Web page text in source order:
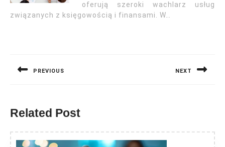
oferują szeroki wachlarz usług
związanych z księgowością i finansami. W…
PREVIOUS NEXT
Related Post